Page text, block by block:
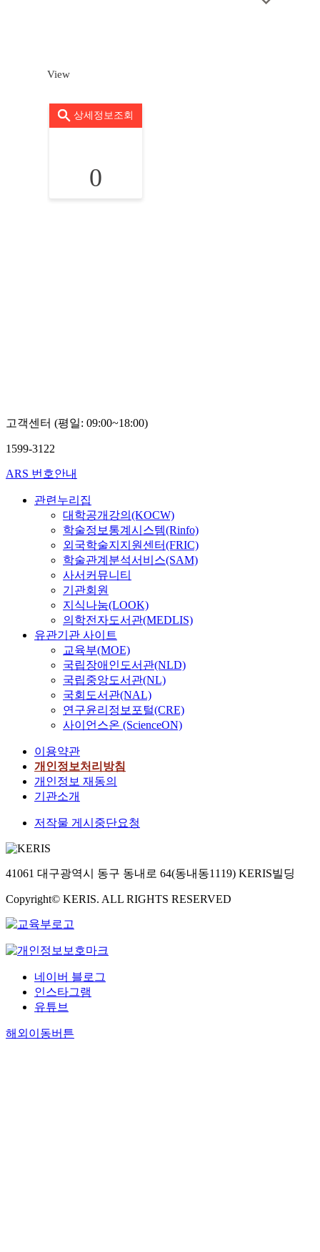
View
상세정보조회
0
고객센터 (평일: 09:00~18:00)
1599-3122
ARS 번호안내
관련누리집
대학공개강의(KOCW)
학술정보통계시스템(Rinfo)
외국학술지지원센터(FRIC)
학술관계분석서비스(SAM)
사서커뮤니티
기관회원
지식나눔(LOOK)
의학전자도서관(MEDLIS)
유관기관 사이트
교육부(MOE)
국립장애인도서관(NLD)
국립중앙도서관(NL)
국회도서관(NAL)
연구윤리정보포털(CRE)
사이언스온 (ScienceON)
이용약관
개인정보처리방침
개인정보 재동의
기관소개
저작물 게시중단요청
41061 대구광역시 동구 동내로 64(동내동1119) KERIS빌딩
Copyright© KERIS. ALL RIGHTS RESERVED
네이버 블로그
인스타그램
유튜브
해외이동버튼